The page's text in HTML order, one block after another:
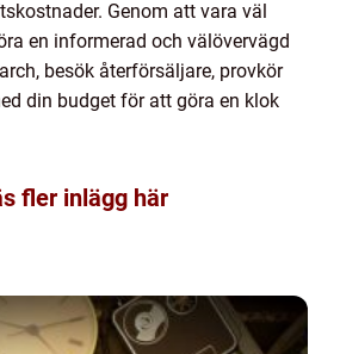
Genom att vara väl
en informerad och välövervägd
besök återförsäljare, provkör
din budget för att göra en klok
fler inlägg här